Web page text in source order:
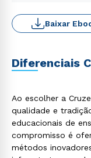
Baixar
Diferenciais
Ao escolher a
qualidade e
educacionais de
compromisso é
métodos
Rápido